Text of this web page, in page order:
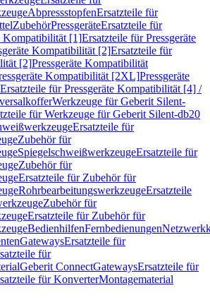
AbpressstopfenErsatzteile für
ZubehörPressgeräteErsatzteile für
Kompatibilität [1]Ersatzteile für Pressgeräte
Kompatibilität [2]Ersatzteile für
[2]Pressgeräte Kompatibilität
Kompatibilität [2XL]Pressgeräte
Ersatzteile für Pressgeräte Kompatibilität [4] /
Werkzeuge für Geberit Silent-
für Werkzeuge für Geberit Silent-db20
Ersatzteile für
Zubehör für
SpiegelschweißwerkzeugeErsatzteile für
Zubehör für
Ersatzteile für Zubehör für
RohrbearbeitungswerkzeugeErsatzteile
Zubehör für
Ersatzteile für Zubehör für
BedienhilfenFernbedienungen
GatewaysErsatzteile für
für
Geberit ConnectGatewaysErsatzteile für
für KonverterMontagematerial